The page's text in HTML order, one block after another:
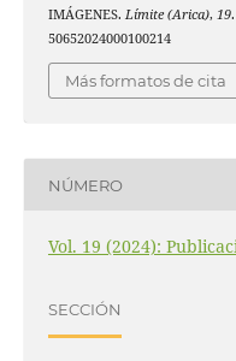
IMÁGENES. Límite (Arica), 19
50652024000100214
Más formatos de cita
NÚMERO
Vol. 19 (2024):
SECCIÓN